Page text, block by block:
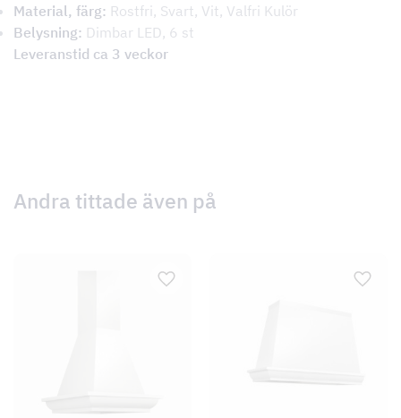
Material, färg: Rostfri, Svart, Vit, Valfri Kulör
Belysning: Dimbar LED, 6 st
Leveranstid ca 3 veckor
Andra tittade även på